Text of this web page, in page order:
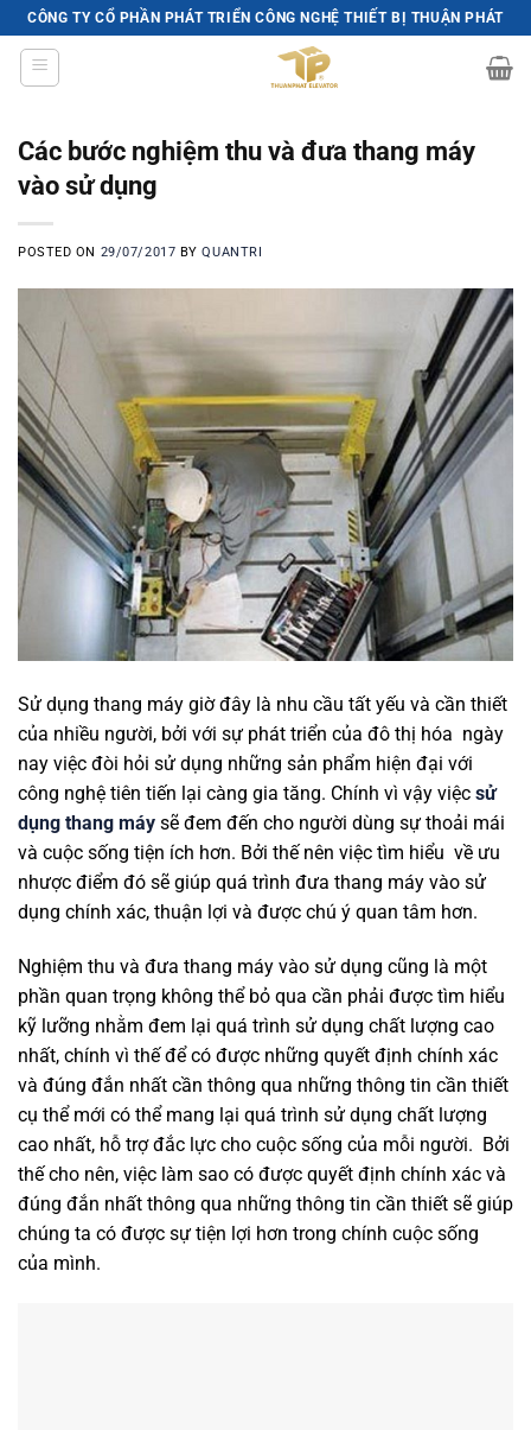
Skip
to
content
CÔNG TY CỔ PHẦN PHÁT TRIỂN CÔNG NGHỆ THIẾT BỊ THUẬN PHÁT
Các bước nghiệm thu và đưa thang máy
vào sử dụng
POSTED ON 29/07/2017 BYQUANTRI
Sử dụng thang máy giờ đây là nhu cầu tất yếu và cần thiết
của nhiều người, bởi với sự phát triển của đô thị hóa ngày
nay việc đòi hỏi sử dụng những sản phẩm hiện đại với
công nghệ tiên tiến lại càng gia tăng. Chính vì vậy việc sử
dụng thang máy sẽ đem đến cho người dùng sự thoải mái
và cuộc sống tiện ích hơn. Bởi thế nên việc tìm hiểu về ưu
nhược điểm đó sẽ giúp quá trình đưa thang máy vào sử
dụng chính xác, thuận lợi và được chú ý quan tâm hơn.
Nghiệm thu và đưa thang máy vào sử dụng cũng là một
phần quan trọng không thể bỏ qua cần phải được tìm hiểu
kỹ lưỡng nhằm đem lại quá trình sử dụng chất lượng cao
nhất, chính vì thế để có được những quyết định chính xác
và đúng đắn nhất cần thông qua những thông tin cần thiết
cụ thể mới có thể mang lại quá trình sử dụng chất lượng
cao nhất, hỗ trợ đắc lực cho cuộc sống của mỗi người. Bởi
thế cho nên, việc làm sao có được quyết định chính xác và
đúng đắn nhất thông qua những thông tin cần thiết sẽ giúp
chúng ta có được sự tiện lợi hơn trong chính cuộc sống
của mình.